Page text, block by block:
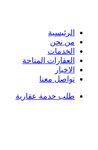
الرئيسية
من نحن
الخدمات
العقارات المتاحة
الاخبار
تواصل معنا
طلب خدمة عقارية